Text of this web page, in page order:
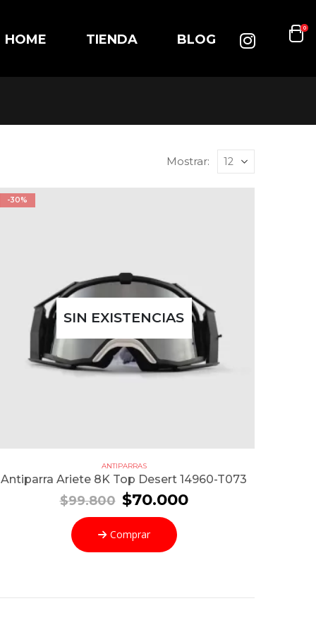
HOME TIENDA BLOG
0
Mostrar:
-30%
SIN EXISTENCIAS
ANTIPARRAS
Antiparra Ariete 8K Top Desert 14960-T073
$99.800 El
precio
original
era:
$70.000El
Comprar